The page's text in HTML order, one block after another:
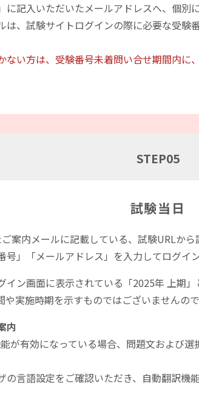
に記入いただいたメールアドレスへ、個別
は、試験サイトログインの際に必要な受験
い方は、受験番号未着問い合せ期間内に
STEP05
試験当日
案内メールに記載している、試験URLから
号」「メールアドレス」を入力してログイ
ン画面に表示されている「2025年 上期
や実施時期を示すものではございませんの
内
が有効になっている場合、問題文および
の言語設定をご確認いただき、自動翻訳機